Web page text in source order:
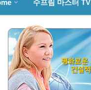
수프림 마스터 TV